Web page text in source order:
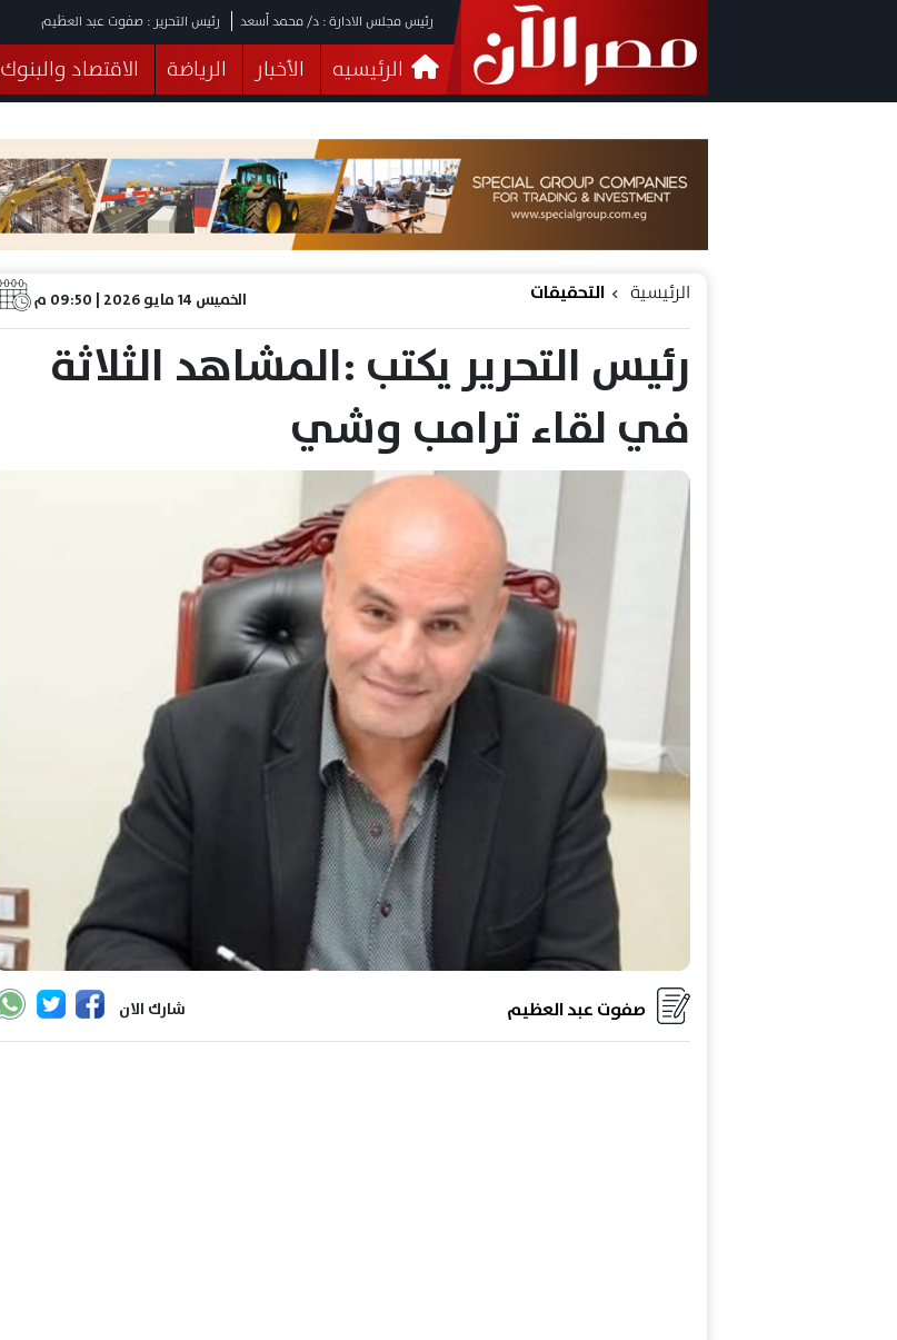
رئيس مجلس الادارة : د/ محمد أسعد رئيس التحرير : صفوت عبد العظيم
الرئيسيه الأخبار الرياضة الاقتصاد والبنوك
فيديوهات
البرلمان صحة الثقافة خدمات
الخميس 14 مايو 2026 | 09:50 م الرئيسية التحقيقات
رئيس التحرير يكتب :المشاهد الثلاثة
في لقاء ترامب وشي
شارك الان صفوت عبد العظيم